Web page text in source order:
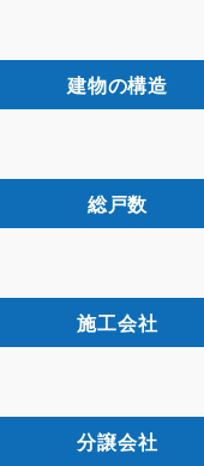
建物の構造
総戸数
施工会社
分譲会社